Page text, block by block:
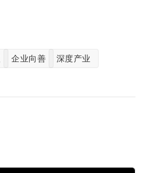
企业向善 深度产业